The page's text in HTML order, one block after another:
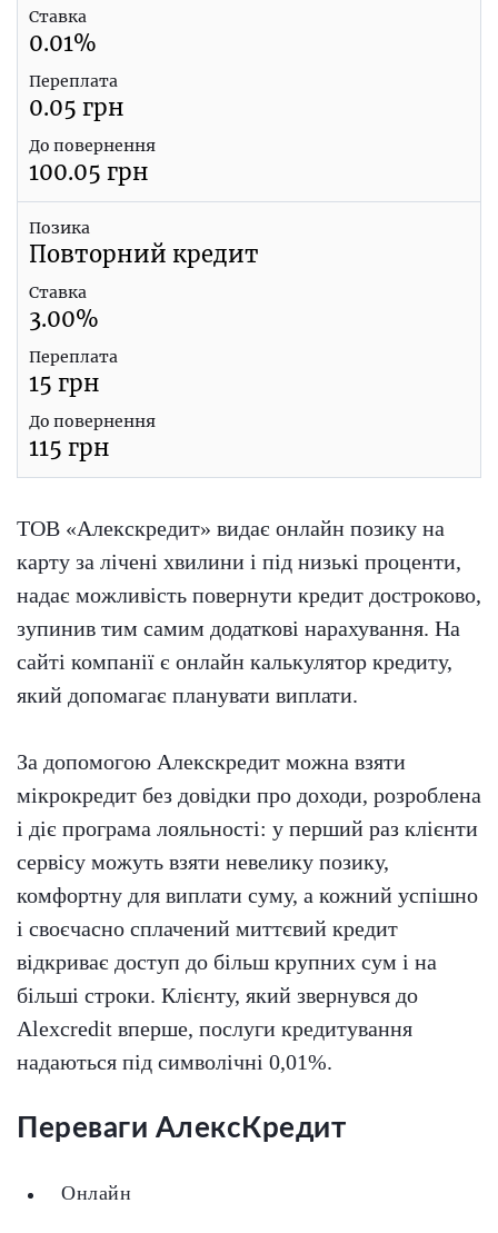
Ставка
0.01%
Переплата
0.05 грн
До повернення
100.05 грн
Позика
Повторний кредит
Ставка
3.00%
Переплата
15 грн
До повернення
115 грн
ТОВ «Алекскредит» видає онлайн позику на
карту за лічені хвилини і під низькі проценти,
надає можливість повернути кредит достроково,
зупинив тим самим додаткові нарахування. На
сайті компанії є онлайн калькулятор кредиту,
який допомагає планувати виплати.
За допомогою Алекскредит можна взяти
мікрокредит без довідки про доходи, розроблена
і діє програма лояльності: у перший раз клієнти
сервісу можуть взяти невелику позику,
комфортну для виплати суму, а кожний успішно
і своєчасно сплачений миттєвий кредит
відкриває доступ до більш крупних сум і на
більші строки. Клієнту, який звернувся до
Alexcredit вперше, послуги кредитування
надаються під символічні 0,01%.
Переваги АлексКредит
Онлайн